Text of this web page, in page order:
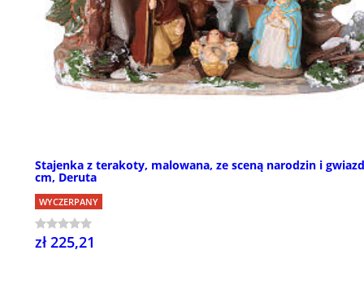
Stajenka z terakoty, malowana, ze sceną narodzin i
cm, Deruta
WYCZERPANY
zł 225,21